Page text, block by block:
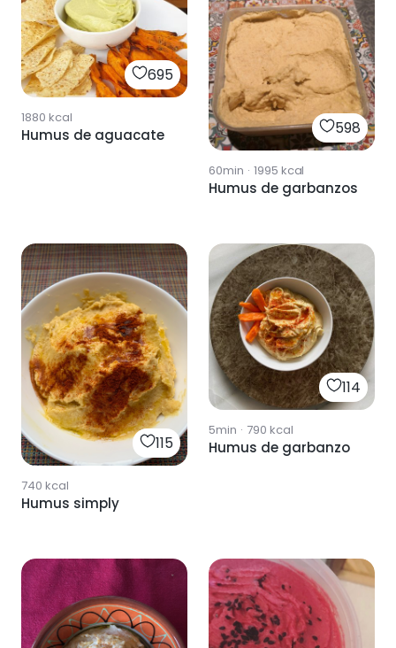
695
1880 kcal
Humus de aguacate 598
60min · 1995 kcal
Humus de garbanzos
115
740 kcal
Humus simply
114
5min · 790 kcal
Humus de garbanzo